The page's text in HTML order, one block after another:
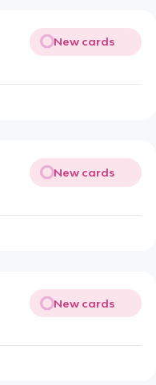
New cards
New cards
New cards